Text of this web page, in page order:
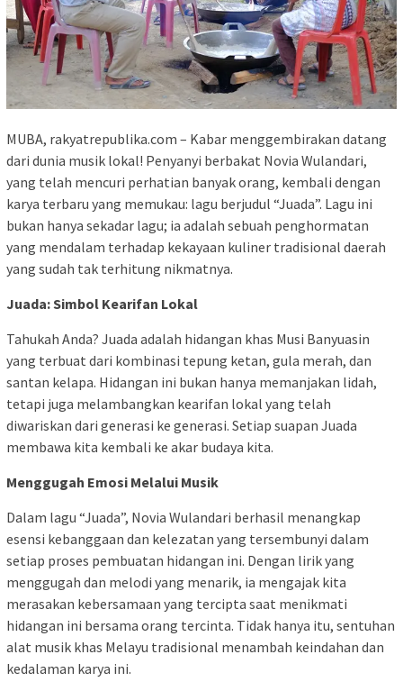
MUBA, rakyatrepublika.com – Kabar menggembirakan datang
dari dunia musik lokal! Penyanyi berbakat Novia Wulandari,
yang telah mencuri perhatian banyak orang, kembali dengan
karya terbaru yang memukau: lagu berjudul “Juada”. Lagu ini
bukan hanya sekadar lagu; ia adalah sebuah penghormatan
yang mendalam terhadap kekayaan kuliner tradisional daerah
yang sudah tak terhitung nikmatnya.
Juada: Simbol Kearifan Lokal
Tahukah Anda? Juada adalah hidangan khas Musi Banyuasin
yang terbuat dari kombinasi tepung ketan, gula merah, dan
santan kelapa. Hidangan ini bukan hanya memanjakan lidah,
tetapi juga melambangkan kearifan lokal yang telah
diwariskan dari generasi ke generasi. Setiap suapan Juada
membawa kita kembali ke akar budaya kita.
Menggugah Emosi Melalui Musik
Dalam lagu “Juada”, Novia Wulandari berhasil menangkap
esensi kebanggaan dan kelezatan yang tersembunyi dalam
setiap proses pembuatan hidangan ini. Dengan lirik yang
menggugah dan melodi yang menarik, ia mengajak kita
merasakan kebersamaan yang tercipta saat menikmati
hidangan ini bersama orang tercinta. Tidak hanya itu, sentuhan
alat musik khas Melayu tradisional menambah keindahan dan
kedalaman karya ini.